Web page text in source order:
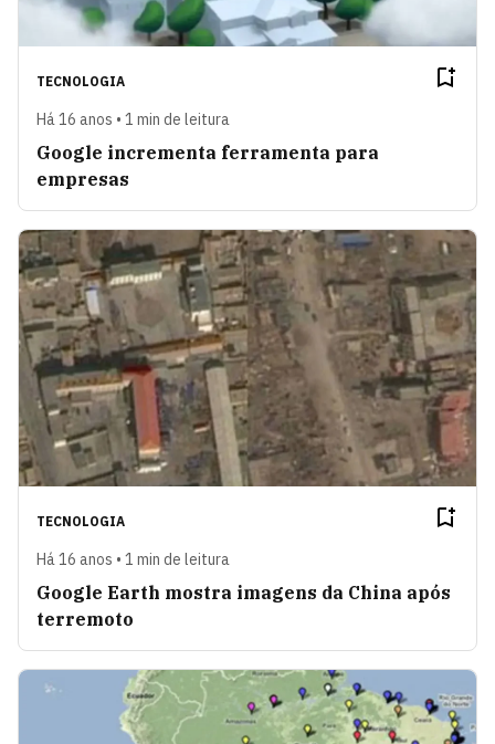
TECNOLOGIA
Há 16 anos • 1 min de leitura
Google incrementa ferramenta para
empresas
TECNOLOGIA
Há 16 anos • 1 min de leitura
Google Earth mostra imagens da China após
terremoto